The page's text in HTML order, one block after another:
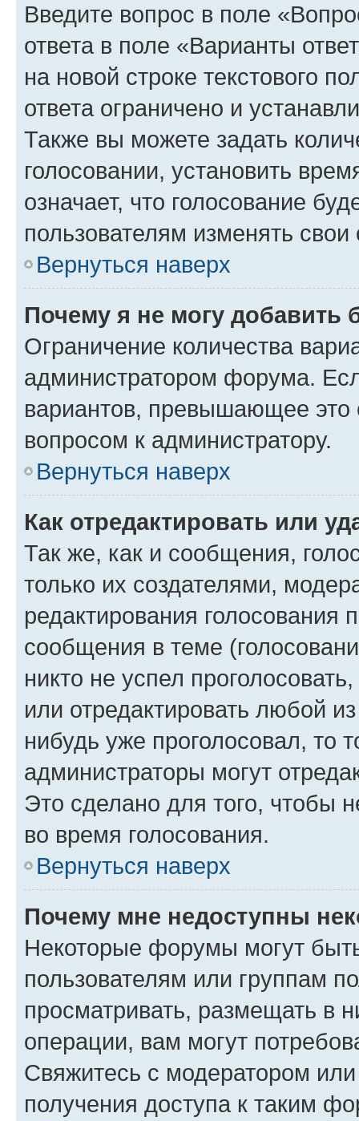
Введите вопрос в поле
ответа в поле «Варианты
на новой строке текстового
ответа ограничено и
Также вы можете задать
голосовании, установить
означает, что голосование
пользователям изменять свои
Вернуться наверх
Почему я не могу добавить
Ограничение количества
администратором форума.
вариантов, превышающее это
вопросом к администратору.
Вернуться наверх
Как отредактировать или
Так же, как и сообщения,
только их создателями,
редактирования голосования
сообщения в теме
никто не успел
или отредактировать любой
нибудь уже проголосовал, то
администраторы могут
Это сделано для того, чтобы
во время голосования.
Вернуться наверх
Почему мне недоступны
Некоторые форумы могут
пользователям или группам
просматривать, размещать в
операции, вам могут
Свяжитесь с модератором
получения доступа к таким